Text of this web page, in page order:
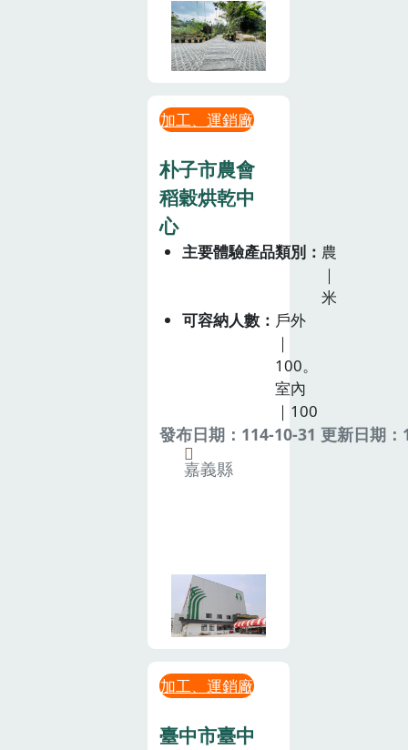
加工、運銷廠
朴子市農會
稻穀烘乾中
心
主要體驗產品類別
農
｜
米
可容納人數
戶外
｜
100。
室內
｜100
發布日期：114-10-31 更新日期
嘉義縣
加工、運銷廠
臺中市臺中